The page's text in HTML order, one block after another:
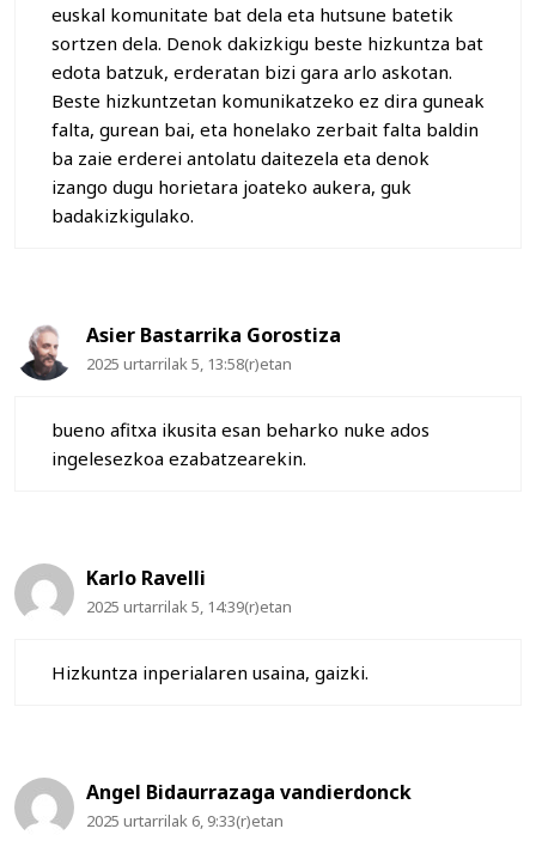
euskal komunitate bat dela eta hutsune batetik
sortzen dela. Denok dakizkigu beste hizkuntza bat
edota batzuk, erderatan bizi gara arlo askotan.
Beste hizkuntzetan komunikatzeko ez dira guneak
falta, gurean bai, eta honelako zerbait falta baldin
ba zaie erderei antolatu daitezela eta denok
izango dugu horietara joateko aukera, guk
badakizkigulako.
Asier Bastarrika Gorostiza
2025 urtarrilak 5, 13:58(r)etan
bueno afitxa ikusita esan beharko nuke ados
ingelesezkoa ezabatzearekin.
Karlo Ravelli
2025 urtarrilak 5, 14:39(r)etan
Hizkuntza inperialaren usaina, gaizki.
Angel Bidaurrazaga vandierdonck
2025 urtarrilak 6, 9:33(r)etan